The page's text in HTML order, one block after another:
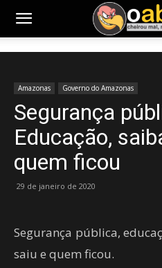
Amazonas Governo do Amazonas
Segurança
Educação,
quem ficou
29 de janeiro de 2020
Segurança pública,
saiu e quem ficou.